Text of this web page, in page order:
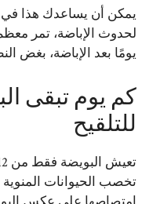
يمكن أن يساعدك هذا في
يومًا بعد الإباضة، بغض
كم يوم تبقى
للتلقيح
تخصب الحيوانات